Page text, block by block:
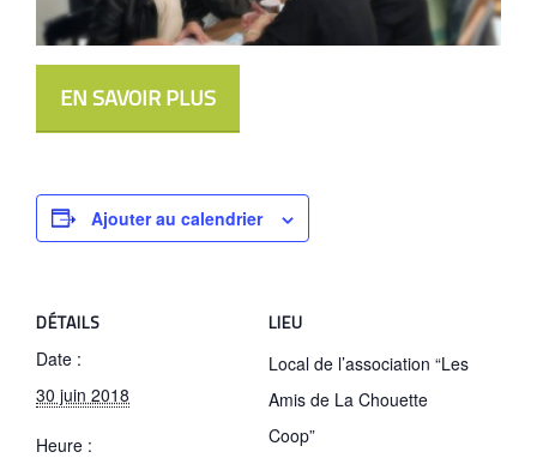
EN SAVOIR PLUS
Ajouter au calendrier
DÉTAILS
Date :
30 juin 2018
Heure :
LIEU
Local de l’association “Les
Amis de La Chouette
Coop”